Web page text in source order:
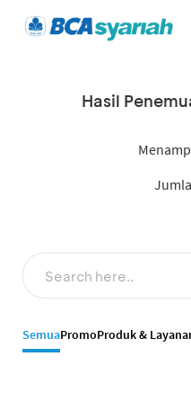
Hasil
SemuaPromoProduk &